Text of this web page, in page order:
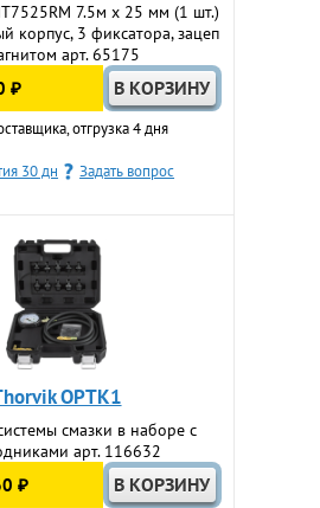
7.5м х 25 мм (1 шт.)
корпус, 3 фиксатора, зацеп
арт. 65175
₽
отгрузка 4 дня
30 дн Задать вопрос
OPTK1
смазки в наборе с
арт. 116632
₽